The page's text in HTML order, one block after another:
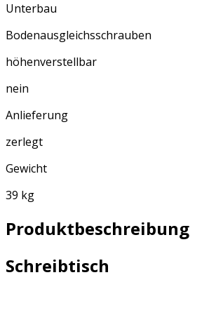
Unterbau
Bodenausgleichsschrauben
höhenverstellbar
nein
Anlieferung
zerlegt
Gewicht
39 kg
Produktbeschreibung
Schreibtisch